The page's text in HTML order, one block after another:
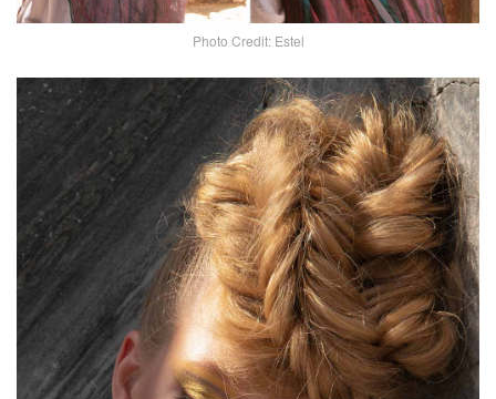
Photo Credit: Estel